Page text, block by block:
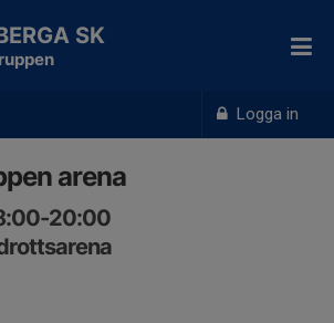
Logga in
SK
arena
20:00